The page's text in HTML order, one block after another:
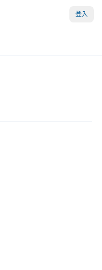
登入